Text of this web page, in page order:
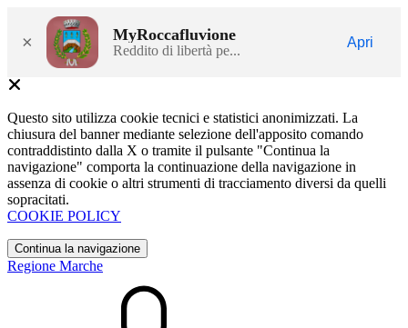
× MyRoccafluvione
Reddito di libertà pe...
Apri
Questo sito utilizza cookie tecnici e statistici anonimizzati. La
chiusura del banner mediante selezione dell'apposito comando
contraddistinto dalla X o tramite il pulsante "Continua la
navigazione" comporta la continuazione della navigazione in
assenza di cookie o altri strumenti di tracciamento diversi da quelli
sopracitati.
COOKIE POLICY
Continua la navigazione
Regione Marche